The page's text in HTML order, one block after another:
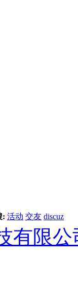
: 活动 交友 discuz
有限公